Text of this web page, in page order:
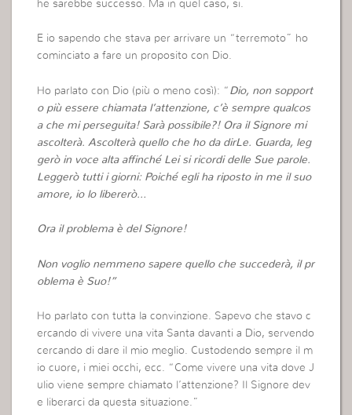
he sarebbe successo. Ma in quel caso, si.
E io sapendo che stava per arrivare un “terremoto” ho
cominciato a fare un proposito con Dio.
Ho parlato con Dio (più o meno così): “ Dio, non sopport
o più essere chiamata l’attenzione, c’è sempre qualcos
a che mi perseguita! Sarà possibile?! Ora il Signore mi
ascolterà. Ascolterà quello che ho da dirLe. Guarda, leg
gerò in voce alta affinché Lei si ricordi delle Sue parole.
Leggerò tutti i giorni: Poiché egli ha riposto in me il suo
amore, io lo libererò…
Ora il problema è del Signore!
Non voglio nemmeno sapere quello che succederà, il pr
oblema è Suo!”
Ho parlato con tutta la convinzione. Sapevo che stavo c
ercando di vivere una vita Santa davanti a Dio, servendo
cercando di dare il mio meglio. Custodendo sempre il m
io cuore, i miei occhi, ecc. “Come vivere una vita dove J
ulio viene sempre chiamato l’attenzione? Il Signore dev
e liberarci da questa situazione.”